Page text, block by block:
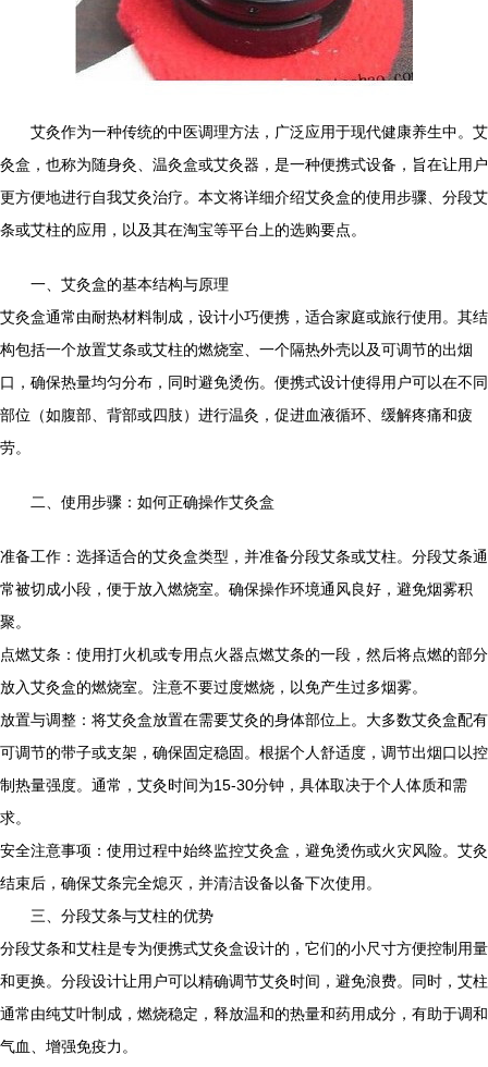
艾灸作为一种传统的中医调理方法，广泛应用于现代健康养生中。艾
灸盒，也称为随身灸、温灸盒或艾灸器，是一种便携式设备，旨在让用户
更方便地进行自我艾灸治疗。本文将详细介绍艾灸盒的使用步骤、分段艾
条或艾柱的应用，以及其在淘宝等平台上的选购要点。
一、艾灸盒的基本结构与原理
艾灸盒通常由耐热材料制成，设计小巧便携，适合家庭或旅行使用。其结
构包括一个放置艾条或艾柱的燃烧室、一个隔热外壳以及可调节的出烟
口，确保热量均匀分布，同时避免烫伤。便携式设计使得用户可以在不同
部位（如腹部、背部或四肢）进行温灸，促进血液循环、缓解疼痛和疲
劳。
二、使用步骤：如何正确操作艾灸盒
准备工作：选择适合的艾灸盒类型，并准备分段艾条或艾柱。分段艾条通
常被切成小段，便于放入燃烧室。确保操作环境通风良好，避免烟雾积
聚。
点燃艾条：使用打火机或专用点火器点燃艾条的一段，然后将点燃的部分
放入艾灸盒的燃烧室。注意不要过度燃烧，以免产生过多烟雾。
放置与调整：将艾灸盒放置在需要艾灸的身体部位上。大多数艾灸盒配有
可调节的带子或支架，确保固定稳固。根据个人舒适度，调节出烟口以控
制热量强度。通常，艾灸时间为15-30分钟，具体取决于个人体质和需
求。
安全注意事项：使用过程中始终监控艾灸盒，避免烫伤或火灾风险。艾灸
结束后，确保艾条完全熄灭，并清洁设备以备下次使用。
三、分段艾条与艾柱的优势
分段艾条和艾柱是专为便携式艾灸盒设计的，它们的小尺寸方便控制用量
和更换。分段设计让用户可以精确调节艾灸时间，避免浪费。同时，艾柱
通常由纯艾叶制成，燃烧稳定，释放温和的热量和药用成分，有助于调和
气血、增强免疫力。